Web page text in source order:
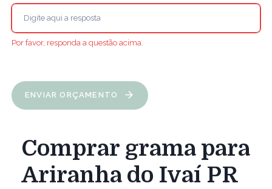
Por favor, responda a questão acima.
ENVIAR ORÇAMENTO
Comprar grama para
Ariranha do Ivaí PR